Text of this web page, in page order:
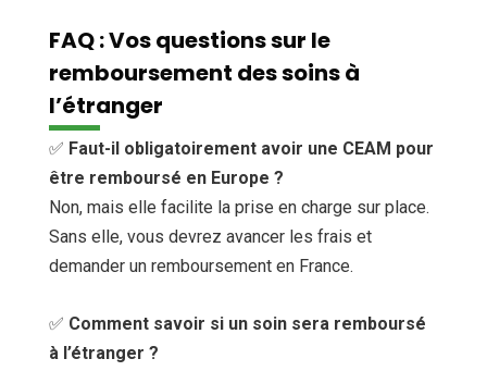
FAQ : Vos questions sur le
remboursement des soins à
l’étranger
✅ Faut-il obligatoirement avoir une CEAM pour
être remboursé en Europe ?
Non, mais elle facilite la prise en charge sur place.
Sans elle, vous devrez avancer les frais et
demander un remboursement en France.
✅ Comment savoir si un soin sera remboursé
à l’étranger ?